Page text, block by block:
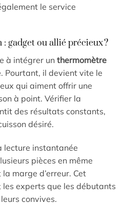
le service
gadget ou allié précieux ?
à intégrer un thermomètre
Pourtant, il devient vite le
qui aiment offrir une
à point. Vérifier la
des résultats constants,
désiré.
lecture instantanée
pièces en même
marge d’erreur. Cet
experts que les débutants
convives.